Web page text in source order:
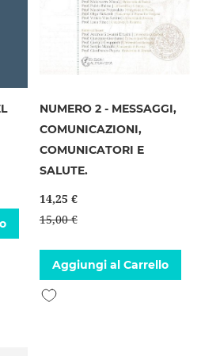
NUMERO 2 - MESSAGGI,
COMUNICAZIONI,
COMUNICATORI E
SALUTE.
14,25 €
15,00 €
Aggiungi al Carrello
Aggiungi alla lista desideri